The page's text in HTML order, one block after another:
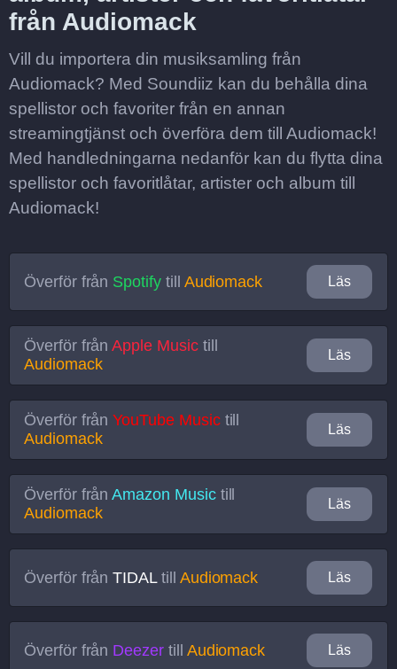
från Audiomack
Vill du importera din musiksamling från
Audiomack? Med Soundiiz kan du behålla dina
spellistor och favoriter från en annan
streamingtjänst och överföra dem till Audiomack!
Med handledningarna nedanför kan du flytta dina
spellistor och favoritlåtar, artister och album till
Audiomack!
Överför från Spotifytill Audiomack Läs
Överför frånApple Musictill
Audiomack
Läs
Överför frånYouTube Musictill
Audiomack
Läs
Överför frånAmazon Musictill
Audiomack
Läs
Överför frånTIDALtill Audiomack Läs
Överför från Deezer till Audiomack Läs